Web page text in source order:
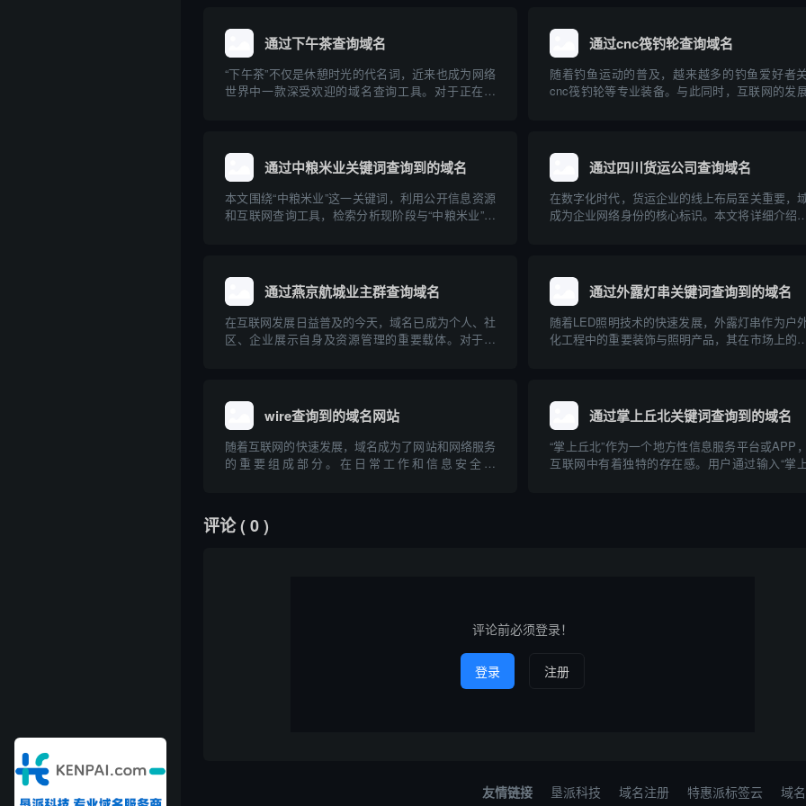
通过下午茶查询域名
“下午茶”不仅是休憩时光的代名词，近来也成为网络
世界中一款深受欢迎的域名查询工具。对于正在建
意事项进...
通过cnc筏钓轮查询域名
随着钓鱼运动的普及，越来越多的钓鱼爱好者
cnc筏钓轮等专业装备。与此同时，互联网的发
品牌构...
通过中粮米业关键词查询到的域名
本文围绕“中粮米业”这一关键词，利用公开信息资源
和互联网查询工具，检索分析现阶段与“中粮米业”相
参考。
通过四川货运公司查询域名
在数字化时代，货运企业的线上布局至关重要，
成为企业网络身份的核心标识。本文将详细介绍如
通过燕京航城业主群查询域名
在互联网发展日益普及的今天，域名已成为个人、社
区、企业展示自身及资源管理的重要载体。对于像
效协作开展...
通过外露灯串关键词查询到的域名
随着LED照明技术的快速发展，外露灯串作为户
化工程中的重要装饰与照明产品，其在市场上的关
到的主...
wire查询到的域名网站
随着互联网的快速发展，域名成为了网站和网络服务
的重要组成部分。在日常工作和信息安全领
域名网站”，探讨其相关工具、查询方法、应用场景
以及在...
通过掌上丘北关键词查询到的域名
“掌上丘北”作为一个地方性信息服务平台或APP
互联网中有着独特的存在感。用户通过输入“掌
评论( 0 )
评论前必须登录！
登录 注册
友情链接 垦派科技 域名注册 特惠派标签云 域